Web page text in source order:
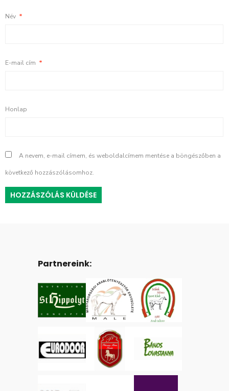
Név *
E-mail cím *
Honlap
A nevem, e-mail címem, és weboldalcímem mentése a böngészőben a
következő hozzászólásomhoz.
Partnereink: